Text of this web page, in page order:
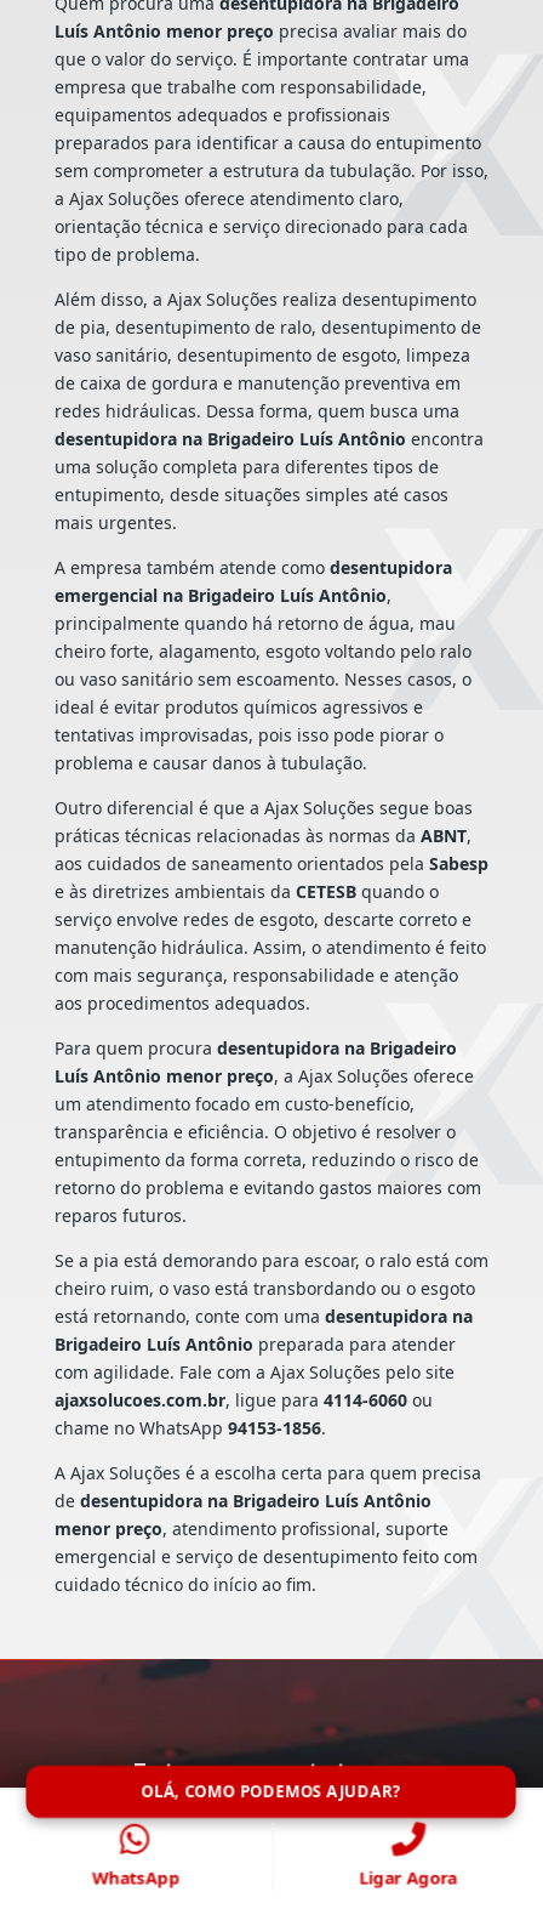
Luís Antônio menor preço precisa avaliar mais do
que o valor do serviço. É importante contratar uma
empresa que trabalhe com responsabilidade,
equipamentos adequados e profissionais
preparados para identificar a causa do entupimento
sem comprometer a estrutura da tubulação. Por isso,
a Ajax Soluções oferece atendimento claro,
orientação técnica e serviço direcionado para cada
tipo de problema.
Além disso, a Ajax Soluções realiza desentupimento
de pia, desentupimento de ralo, desentupimento de
vaso sanitário, desentupimento de esgoto, limpeza
de caixa de gordura e manutenção preventiva em
redes hidráulicas. Dessa forma, quem busca uma
desentupidora na Brigadeiro Luís Antônio encontra
uma solução completa para diferentes tipos de
entupimento, desde situações simples até casos
mais urgentes.
A empresa também atende como desentupidora
emergencial na Brigadeiro Luís Antônio,
principalmente quando há retorno de água, mau
cheiro forte, alagamento, esgoto voltando pelo ralo
ou vaso sanitário sem escoamento. Nesses casos, o
ideal é evitar produtos químicos agressivos e
tentativas improvisadas, pois isso pode piorar o
problema e causar danos à tubulação.
Outro diferencial é que a Ajax Soluções segue boas
práticas técnicas relacionadas às normas da ABNT,
aos cuidados de saneamento orientados pela Sabesp
e às diretrizes ambientais da CETESBquando o
serviço envolve redes de esgoto, descarte correto e
manutenção hidráulica. Assim, o atendimento é feito
com mais segurança, responsabilidade e atenção
aos procedimentos adequados.
Para quem procura desentupidora na Brigadeiro
Luís Antônio menor preço, a Ajax Soluções oferece
um atendimento focado em custo-benefício,
transparência e eficiência. O objetivo é resolver o
entupimento da forma correta, reduzindo o risco de
retorno do problema e evitando gastos maiores com
reparos futuros.
Se a pia está demorando para escoar, o ralo está com
cheiro ruim, o vaso está transbordando ou o esgoto
está retornando, conte com uma desentupidora na
Brigadeiro Luís Antônio preparada para atender
com agilidade. Fale com a Ajax Soluções pelo site
ajaxsolucoes.com.br, ligue para 4114-6060ou
chame no WhatsApp 94153-1856.
A Ajax Soluções é a escolha certa para quem precisa
de desentupidora na Brigadeiro Luís Antônio
menor preço, atendimento profissional, suporte
emergencial e serviço de desentupimento feito com
cuidado técnico do início ao fim.
Entre em contato conosco
agora!
Fale conosco via Whatsapp, e garanta
agilidade no atendimento
Falar Agora
OLÁ, COMO PODEMOS AJUDAR?
WhatsApp Ligar Agora